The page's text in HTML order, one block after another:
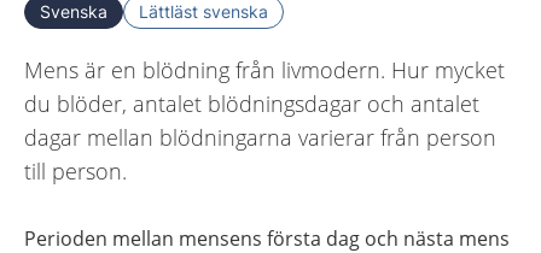
Svenska Lättläst svenska
Mens är en blödning från livmodern. Hur mycket
du blöder, antalet blödningsdagar och antalet
dagar mellan blödningarna varierar från person
till person.
Perioden mellan mensens första dag och nästa mens